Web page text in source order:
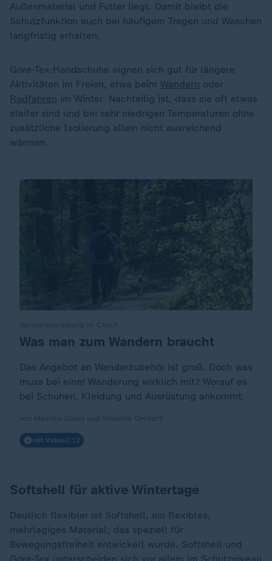
Außenmaterial und Futter liegt. Damit bleibt die
Schutzfunktion auch bei häufigem Tragen und Waschen
langfristig erhalten.
Gore-Tex-Handschuhe eignen sich gut für längere
Aktivitäten im Freien, etwa beim Wandern oder
Radfahren im Winter. Nachteilig ist, dass sie oft etwas
steifer sind und bei sehr niedrigen Temperaturen ohne
zusätzliche Isolierung allein nicht ausreichend
wärmen.
:
Was man zum Wandern braucht
Das Angebot an Wanderzubehör ist groß. Doch was
muss bei einer Wanderung wirklich mit? Worauf es
bei Schuhen, Kleidung und Ausrüstung ankommt.
mit Video5:12
Softshell für aktive Wintertage
Deutlich flexibler ist Softshell, ein flexibles,
mehrlagiges Material, das speziell für
Bewegungsfreiheit entwickelt wurde. Softshell und